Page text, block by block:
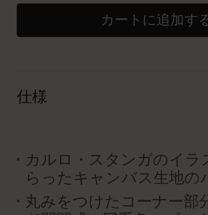
カートに追加す
仕様
カルロ・スタンガのイラ
らったキャンバス生地の
丸みをつけたコーナー部